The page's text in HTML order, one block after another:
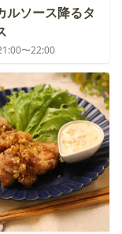
ルソース降るタ
〜22:00